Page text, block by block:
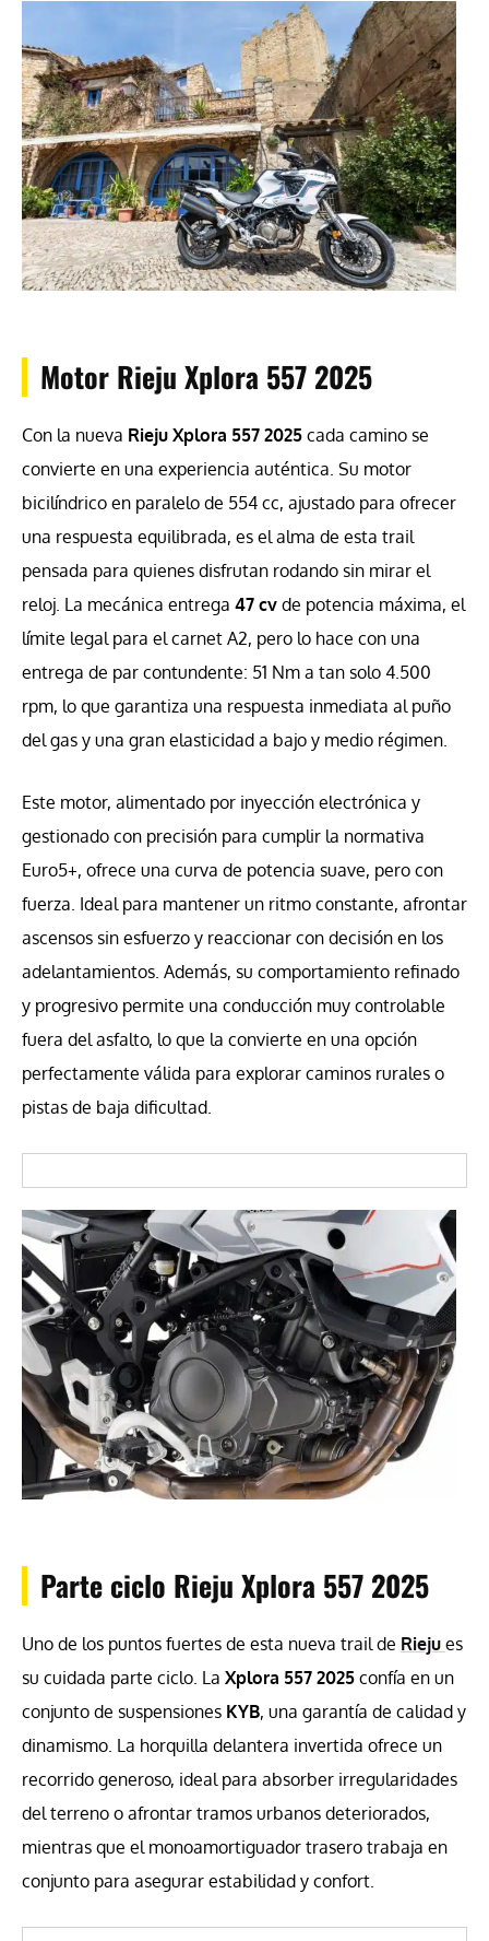
Motor Rieju Xplora 557 2025
Con la nueva Rieju Xplora 557 2025 cada camino se
convierte en una experiencia auténtica. Su motor
bicilíndrico en paralelo de 554 cc, ajustado para ofrecer
una respuesta equilibrada, es el alma de esta trail
pensada para quienes disfrutan rodando sin mirar el
reloj. La mecánica entrega 47 cv de potencia máxima, el
límite legal para el carnet A2, pero lo hace con una
entrega de par contundente: 51 Nm a tan solo 4.500
rpm, lo que garantiza una respuesta inmediata al puño
del gas y una gran elasticidad a bajo y medio régimen.
Este motor, alimentado por inyección electrónica y
gestionado con precisión para cumplir la normativa
Euro5+, ofrece una curva de potencia suave, pero con
fuerza. Ideal para mantener un ritmo constante, afrontar
ascensos sin esfuerzo y reaccionar con decisión en los
adelantamientos. Además, su comportamiento refinado
y progresivo permite una conducción muy controlable
fuera del asfalto, lo que la convierte en una opción
perfectamente válida para explorar caminos rurales o
pistas de baja dificultad.
Parte ciclo Rieju Xplora 557 2025
Uno de los puntos fuertes de esta nueva trail de Rieju es
su cuidada parte ciclo. La Xplora 557 2025 confía en un
conjunto de suspensiones KYB, una garantía de calidad y
dinamismo. La horquilla delantera invertida ofrece un
recorrido generoso, ideal para absorber irregularidades
del terreno o afrontar tramos urbanos deteriorados,
mientras que el monoamortiguador trasero trabaja en
conjunto para asegurar estabilidad y confort.